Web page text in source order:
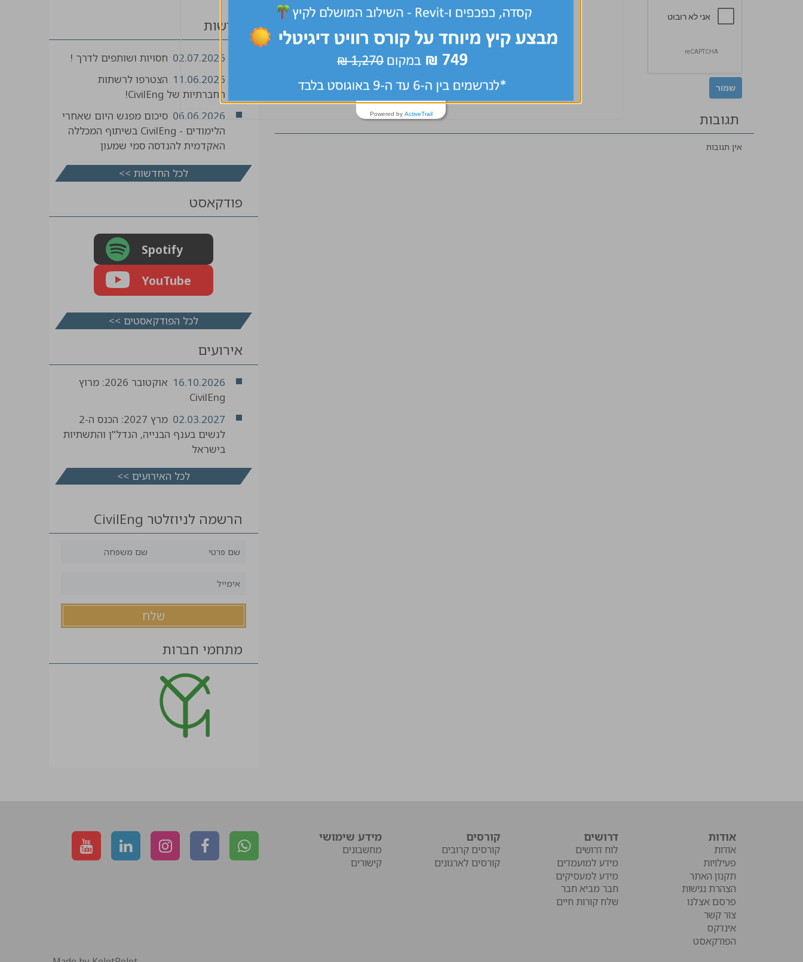
תגובות
אין תגובות
חדשות
02.07.2026 חסויות ושותפים לדרך !
11.06.2026 הצטרפו לרשתות
החברתיות של CivilEng!
06.06.2026 סיכום מפגש היום שאחרי
הלימודים - CivilEng בשיתוף המכללה
האקדמית להנדסה סמי שמעון
לכל החדשות >>
פודקאסט
Spotify
YouTube
לכל הפודקאסטים >>
אירועים
16.10.2026
אוקטובר 2026: מרוץ
CivilEng
02.03.2027
מרץ 2027: הכנס ה-2
לנשים בענף הבנייה, הנדל"ן והתשתיות
בישראל
לכל האירועים >>
הרשמה לניוזלטר CivilEng
מתחמי חברות
אודות
אודות
פעילויות
תקנון האתר
הצהרת נגישות
פרסם אצלנו
צור קשר
אינדקס
הפודקאסט
דרושים
לוח דרושים
מידע למועמדים
מידע למעסיקים
חבר מביא חבר
שלח קורות חיים
קורסים
קורסים קרובים
קורסים לארגונים
מידע שימושי
מחשבונים
קישורים
Powered by ActiveTrail